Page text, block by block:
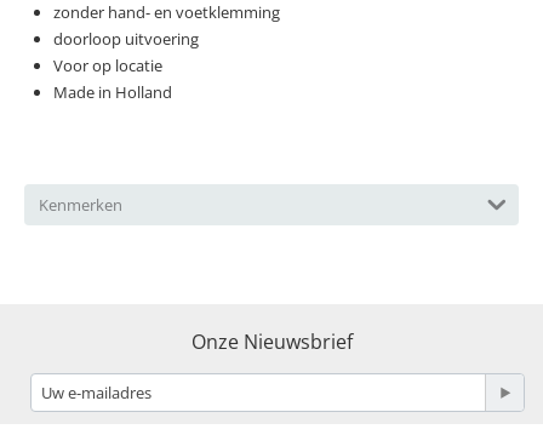
zonder hand- en voetklemming
doorloop uitvoering
Voor op locatie
Made in Holland
Kenmerken
Onze Nieuwsbrief